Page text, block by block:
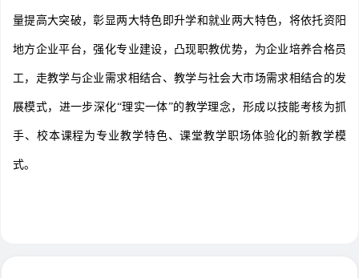
量提高大突破，彰显两大特色即升学和就业两大特色，将依托资阳
地方企业平台，强化专业建设，凸现职教优势，为企业培养合格员
工，走教学与企业需求相结合、教学与社会大市场需求相结合的发
展模式，进一步深化“理实一体”的教学理念，形成以技能考核为抓
手、校本课程为专业教学特色、课堂教学职场体验化的新教学模
式。